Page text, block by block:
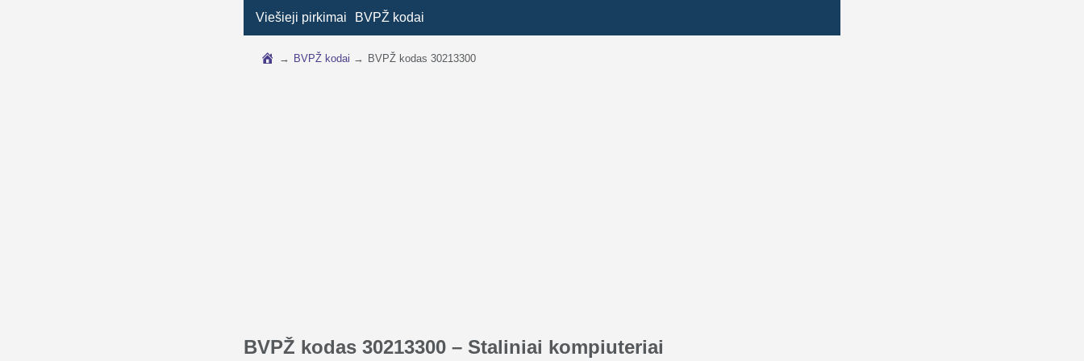
Viešieji pirkimai BVPŽ kodai
→ BVPŽ kodai → BVPŽ kodas 30213300
BVPŽ kodas 30213300 – Staliniai kompiuteriai